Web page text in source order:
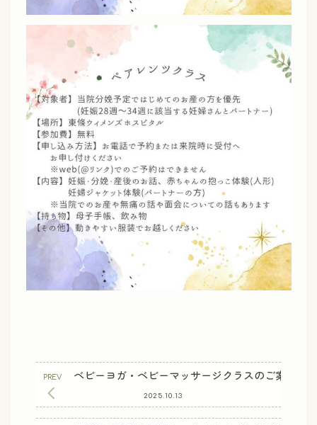
ベビーヨガ・ベビーマッサージクラスのご案内
2025.10.13